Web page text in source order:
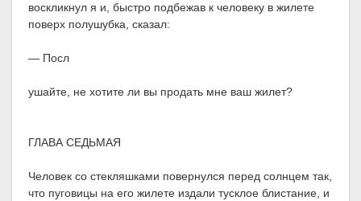
воскликнул я и, быстро подбежав к человеку в жилете
поверх полушубка, сказал:
— Посл
ушайте, не хотите ли вы продать мне ваш жилет?
ГЛАВА СЕДЬМАЯ
Человек со стекляшками повернулся перед солнцем так,
что пуговицы на его жилете издали тусклое блистание, и